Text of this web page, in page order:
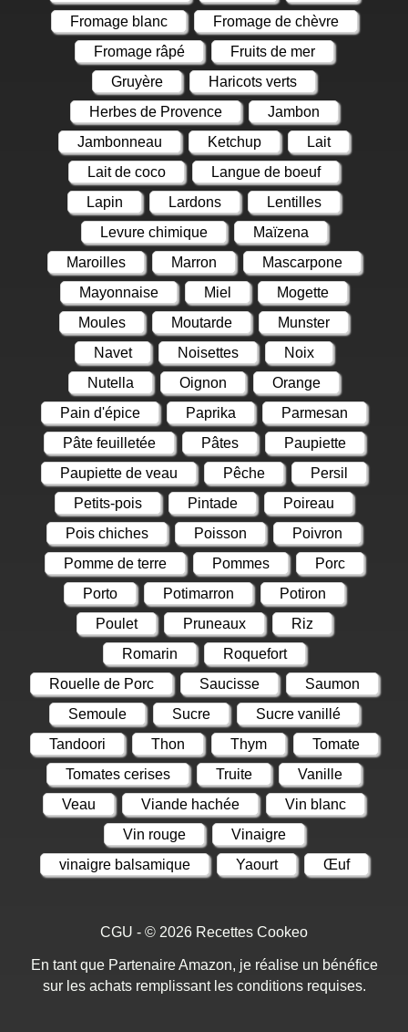
Fromage blanc
Fromage de chèvre
Fromage râpé
Fruits de mer
Gruyère
Haricots verts
Herbes de Provence
Jambon
Jambonneau
Ketchup
Lait
Lait de coco
Langue de boeuf
Lapin
Lardons
Lentilles
Levure chimique
Maïzena
Maroilles
Marron
Mascarpone
Mayonnaise
Miel
Mogette
Moules
Moutarde
Munster
Navet
Noisettes
Noix
Nutella
Oignon
Orange
Pain d'épice
Paprika
Parmesan
Pâte feuilletée
Pâtes
Paupiette
Paupiette de veau
Pêche
Persil
Petits-pois
Pintade
Poireau
Pois chiches
Poisson
Poivron
Pomme de terre
Pommes
Porc
Porto
Potimarron
Potiron
Poulet
Pruneaux
Riz
Romarin
Roquefort
Rouelle de Porc
Saucisse
Saumon
Semoule
Sucre
Sucre vanillé
Tandoori
Thon Thym
Tomate
Tomates cerises
Truite
Vanille
Veau
Viande hachée
Vin blanc
Vin rouge
Vinaigre
vinaigre balsamique
Yaourt Œuf
CGU - © 2026 Recettes Cookeo
En tant que Partenaire Amazon, je réalise un bénéfice
sur les achats remplissant les conditions requises.